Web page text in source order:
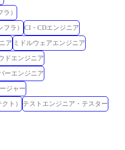
）
ラ）
CI・CDエンジニア
ア ミドルウェアエンジニア
ドエンジニア
ーエンジニア
ジャー
ト）
テストエンジニア・テスター